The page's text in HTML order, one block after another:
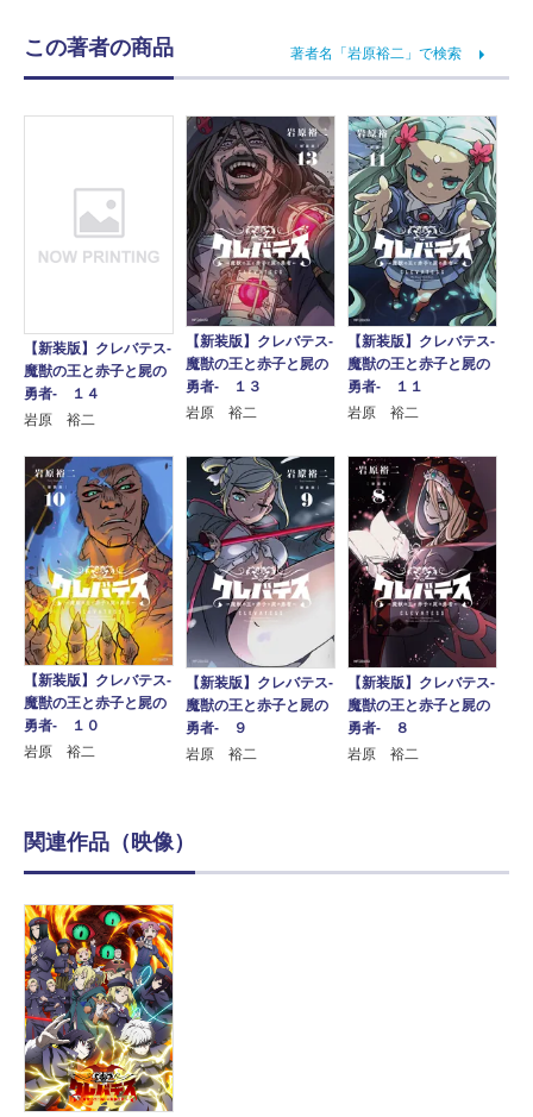
この著者の商品 著者名「岩原裕二」で検索
【新装版】クレバテス-
魔獣の王と赤子と屍の
勇者- １４
岩原 裕二
【新装版】クレバテス-
魔獣の王と赤子と屍の
勇者- １３
岩原 裕二
【新装版】クレバテス-
魔獣の王と赤子と屍の
勇者- １１
岩原 裕二
【新装版】クレバテス-
魔獣の王と赤子と屍の
勇者- １０
岩原 裕二
【新装版】クレバテス-
魔獣の王と赤子と屍の
勇者- ９
岩原 裕二
【新装版】クレバテス-
魔獣の王と赤子と屍の
勇者- ８
岩原 裕二
関連作品（映像）